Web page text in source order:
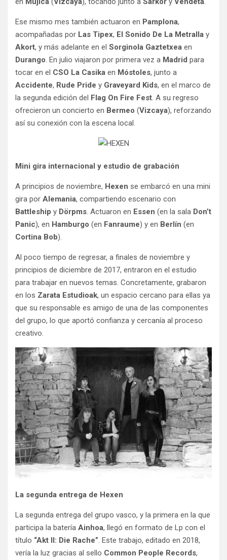
Ese mismo mes también actuaron en Pamplona,
acompañadas por Las Tipex, El Sonido De La Metralla y
Akort, y más adelante en el Sorginola Gaztetxea en
Durango. En julio viajaron por primera vez a Madrid para
tocar en el CSO La Casika en Móstoles, junto a
Accidente, Rude Pride y Graveyard Kids, en el marco de
la segunda edición del Flag On Fire Fest. A su regreso
ofrecieron un concierto en Bermeo (Vizcaya), reforzando
así su conexión con la escena local.
Mini gira internacional y estudio de grabación
A principios de noviembre, Hexen se embarcó en una mini
gira por Alemania, compartiendo escenario con
Battleship y Dörpms. Actuaron en Essen (en la sala Don’t
Panic), en Hamburgo (en Fanraume) y en Berlín (en
Cortina Bob).
Al poco tiempo de regresar, a finales de noviembre y
principios de diciembre de 2017, entraron en el estudio
para trabajar en nuevos temas. Concretamente, grabaron
en los Zarata Estudioak, un espacio cercano para ellas ya
que su responsable es amigo de una de las componentes
del grupo, lo que aportó confianza y cercanía al proceso
creativo.
La segunda entrega de Hexen
La segunda entrega del grupo vasco, y la primera en la que
participa la batería Ainhoa, llegó en formato de Lp con el
título “Akt II: Die Rache”. Este trabajo, editado en 2018,
vería la luz gracias al sello Common People Records,